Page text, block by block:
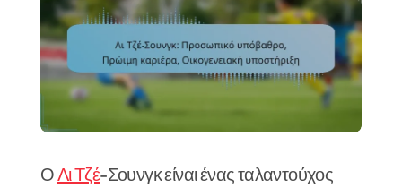
ΟΛι Τζέ-Σουνγκ είναι ένας ταλαντούχος